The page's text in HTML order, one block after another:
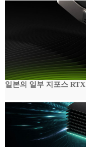
일본의 일부 지포스